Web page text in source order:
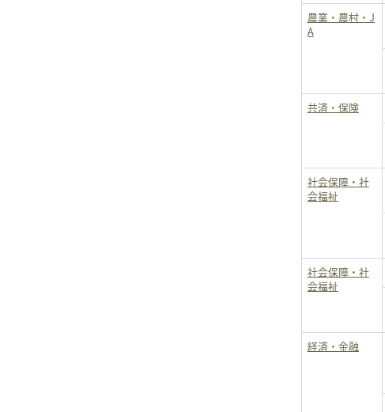
農業・農村・J
A
共済・保険
社会保障・社
会福祉
社会保障・社
会福祉
経済・金融